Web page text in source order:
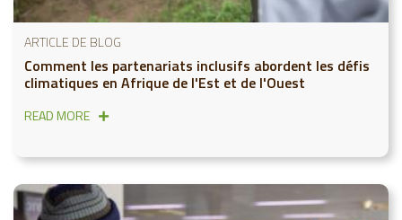
ARTICLE DE BLOG
Comment les partenariats inclusifs abordent les défis
climatiques en Afrique de l'Est et de l'Ouest
READ MORE